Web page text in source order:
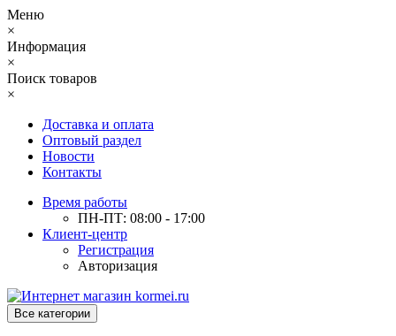
Меню
×
Информация
×
Поиск товаров
×
Доставка и оплата
Оптовый раздел
Новости
Контакты
Время работы
ПН-ПТ: 08:00 - 17:00
Клиент-центр
Регистрация
Авторизация
Все категории